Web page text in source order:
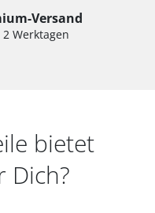
Versand
Werktagen
bietet
Dich?